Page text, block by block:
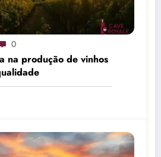
0
na produção de vinhos